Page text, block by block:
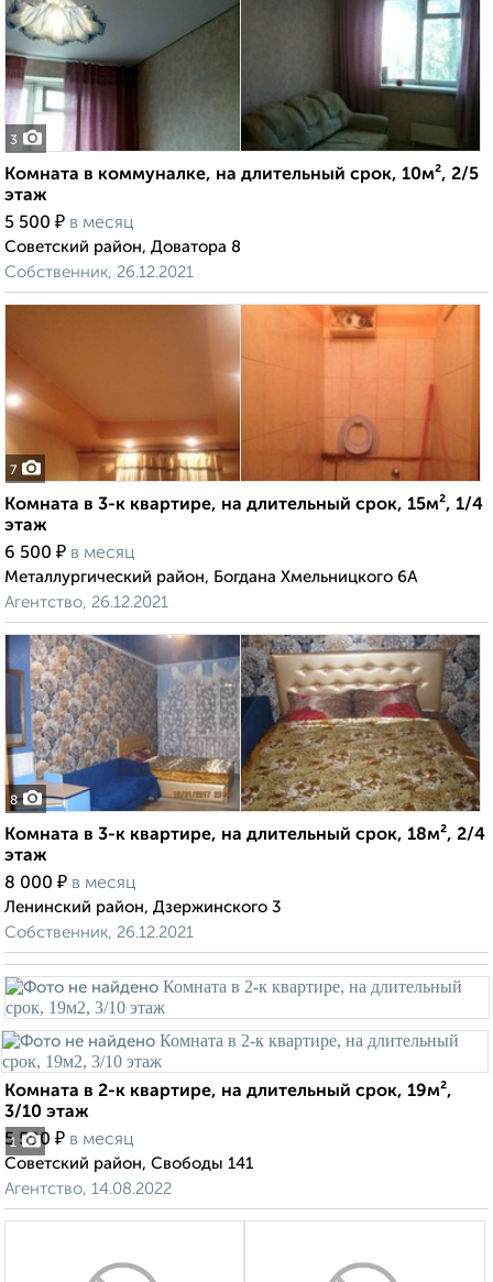
3
Комната в коммуналке, на длительный срок, 10м², 2/5
этаж
5 500 ₽ в месяц
Советский район, Доватора 8
Собственник, 26.12.2021
7
Комната в 3-к квартире, на длительный срок, 15м², 1/4
этаж
6 500 ₽ в месяц
Металлургический район, Богдана Хмельницкого 6А
Агентство, 26.12.2021
8
Комната в 3-к квартире, на длительный срок, 18м², 2/4
этаж
8 000 ₽ в месяц
Ленинский район, Дзержинского 3
Собственник, 26.12.2021
1
Комната в 2-к квартире, на длительный срок, 19м²,
3/10 этаж
5 500 ₽ в месяц
Советский район, Свободы 141
Агентство, 14.08.2022